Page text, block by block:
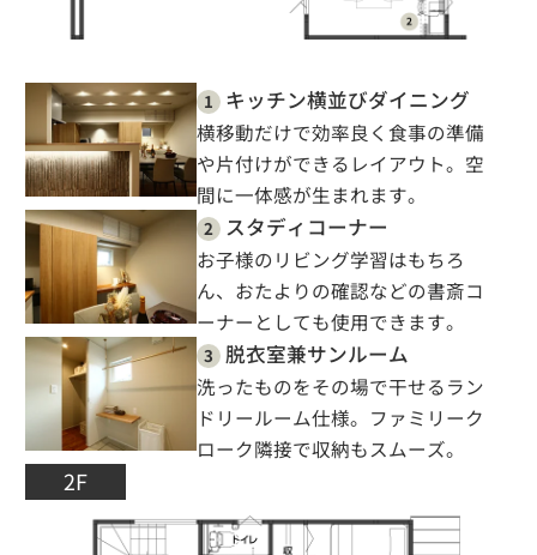
1 キッチン横並びダイニング
横移動だけで効率良く食事の準備
や片付けができるレイアウト。空
間に一体感が生まれます。
2 スタディコーナー
お子様のリビング学習はもちろ
ん、おたよりの確認などの書斎コ
ーナーとしても使用できます。
3 脱衣室兼サンルーム
洗ったものをその場で干せるラン
ドリールーム仕様。ファミリーク
ローク隣接で収納もスムーズ。
2F